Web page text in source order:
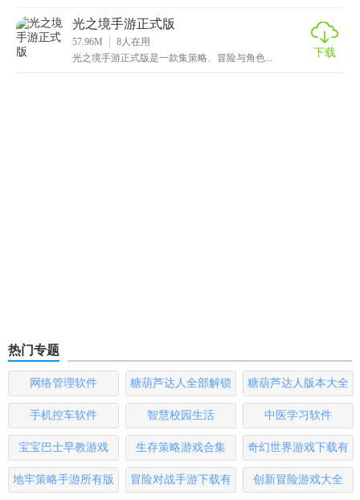
光之境手游正式版
57.96M 8人在用
光之境手游正式版是一款集策略、冒险与角色...
下载
热门专题
网络管理软件
糖葫芦达人全部解锁
版
糖葫芦达人版本大全
手机控车软件 智慧校园生活 中医学习软件
宝宝巴士早教游戏 生存策略游戏合集
奇幻世界游戏下载有
哪些
地牢策略手游所有版
冒险对战手游下载有
创新冒险游戏大全